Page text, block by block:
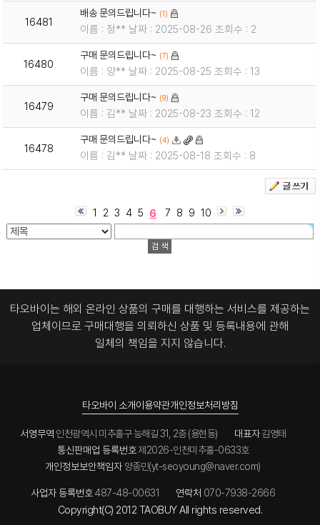
16481
배송 문의드립니다~ (1)
이름 : 정** 날짜 : 2025-08-26 조회수 : 2
16480
구매 문의드립니다~ (7)
이름 : 양** 날짜 : 2025-08-25 조회수 : 13
16479
구매 문의드립니다~ (9)
이름 : 김** 날짜 : 2025-08-23 조회수 : 12
16478
구매 문의드립니다~ (4)
이름 : 김** 날짜 : 2025-08-18 조회수 : 8
1 2 3 4 5 6 7 8 9 10
타오바이는 해외 온라인 상품의 구매를 대행하는 서비스를 제공하는
업체이므로 구매대행을 의뢰하신 상품 및 등록내용에 관해
일체의 책임을 지지 않습니다.
타오바이 소개이용약관개인정보처리방침
서영무역 인천광역시 미추홀구 능해길 31, 2층 (용현동) 대표자김영태
통신판매업 등록번호제2026-인천미추홀-0633호
개인정보보안책임자 양종민(yt-seoyoung@naver.com)
사업자 등록번호487-48-00631 연락처 070-7938-2666
Copyright(C) 2012 TAOBUY All rights reserved.